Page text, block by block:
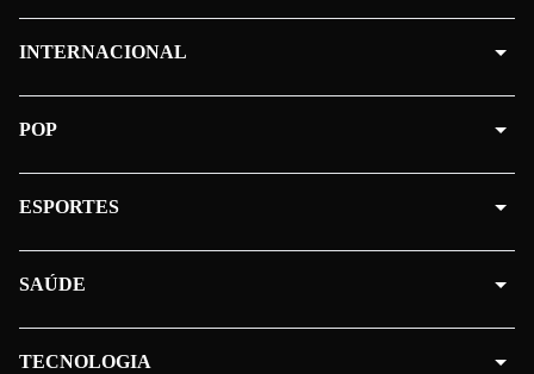
INTERNACIONAL
POP
ESPORTES
SAÚDE
TECNOLOGIA